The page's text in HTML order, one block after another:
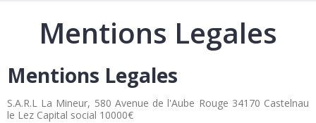
Mentions Legales
Mentions Legales
S.A.R.L La Mineur, 580 Avenue de l'Aube Rouge 34170 Castelnau
le Lez Capital social 10000€